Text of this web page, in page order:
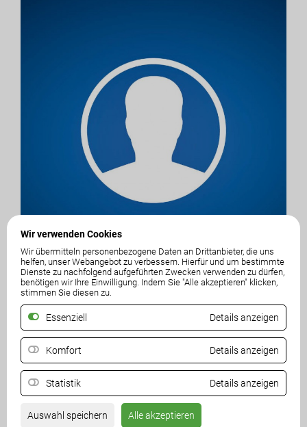
Wir verwenden Cookies
Wir übermitteln personenbezogene Daten an Drittanbieter, die uns
helfen, unser Webangebot zu verbessern. Hierfür und um bestimmte
Dienste zu nachfolgend aufgeführten Zwecken verwenden zu dürfen,
benötigen wir Ihre Einwilligung. Indem Sie "Alle akzeptieren" klicken,
stimmen Sie diesen zu.
Essenziell Details anzeigen
Komfort Details anzeigen
Statistik Details anzeigen
Auswahl speichern Alle akzeptieren